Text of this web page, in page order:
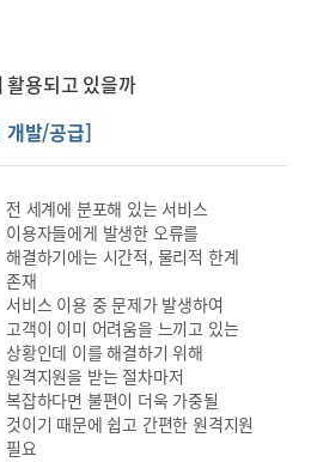
용되고 있을까
개발/공급]
전 세계에 분포해 있는 서비스
이용자들에게 발생한 오류를
해결하기에는 시간적, 물리적 한계
존재
서비스 이용 중 문제가 발생하여
고객이 이미 어려움을 느끼고 있는
상황인데 이를 해결하기 위해
원격지원을 받는 절차마저
복잡하다면 불편이 더욱 가중될
것이기 때문에 쉽고 간편한 원격지원
필요